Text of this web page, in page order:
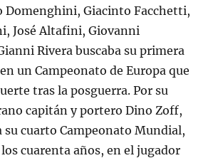
Domenghini, Giacinto Facchetti,
José Altafini, Giovanni
Rivera buscaba su primera
un Campeonato de Europa que
tras la posguerra. Por su
capitán y portero Dino Zoff,
su cuarto Campeonato Mundial,
cuarenta años, en el jugador